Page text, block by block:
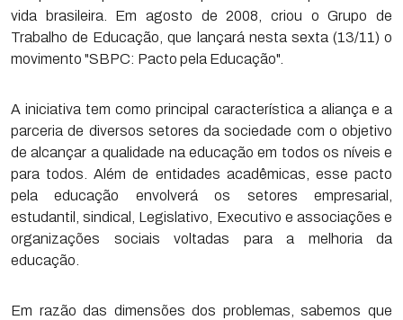
vida brasileira. Em agosto de 2008, criou o Grupo de
Trabalho de Educação, que lançará nesta sexta (13/11) o
movimento "SBPC: Pacto pela Educação".
A iniciativa tem como principal característica a aliança e a
parceria de diversos setores da sociedade com o objetivo
de alcançar a qualidade na educação em todos os níveis e
para todos. Além de entidades acadêmicas, esse pacto
pela educação envolverá os setores empresarial,
estudantil, sindical, Legislativo, Executivo e associações e
organizações sociais voltadas para a melhoria da
educação.
Em razão das dimensões dos problemas, sabemos que